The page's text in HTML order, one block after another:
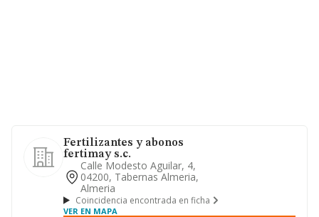
Fertilizantes y abonos
fertimay s.c.
Calle Modesto Aguilar, 4,
04200, Tabernas Almeria,
Almeria
Coincidencia encontrada en ficha
VER EN MAPA